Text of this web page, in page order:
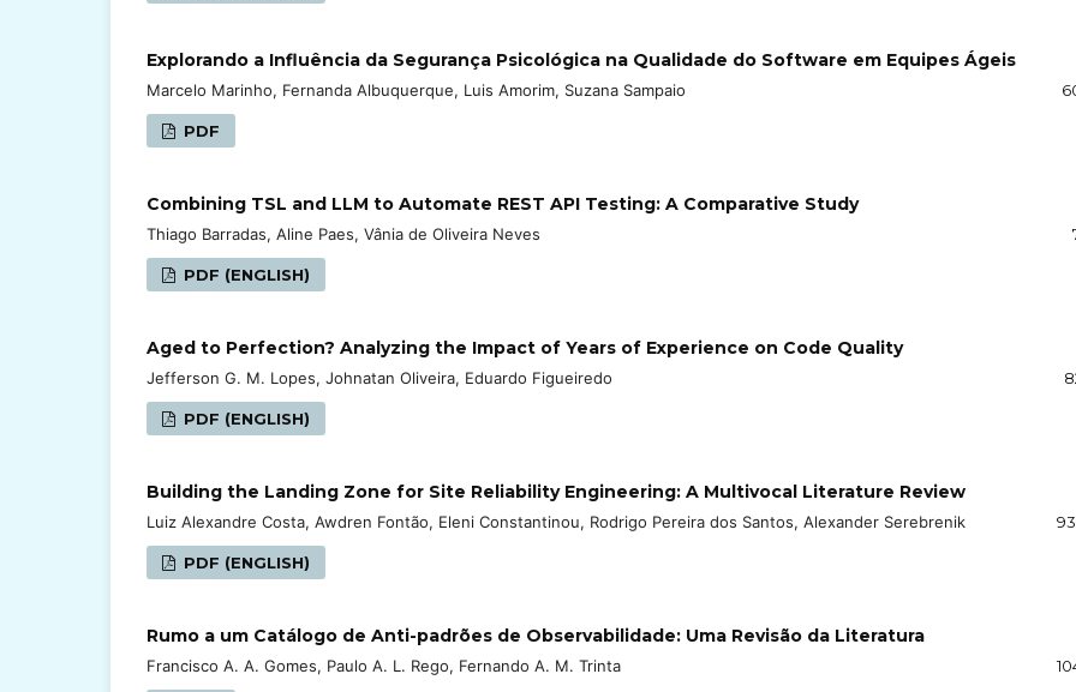
Explorando a Influência da Segurança Psicológica na Qualidade do Software em Equipes Ágeis
Marcelo Marinho, Fernanda Albuquerque, Luis Amorim, Suzana Sampaio
PDF
Combining TSL and LLM to Automate REST API Testing: A Comparative Study
Thiago Barradas, Aline Paes, Vânia de Oliveira Neves
PDF (ENGLISH)
Aged to Perfection? Analyzing the Impact of Years of Experience on Code Quality
Jefferson G. M. Lopes, Johnatan Oliveira, Eduardo Figueiredo
PDF (ENGLISH)
Building the Landing Zone for Site Reliability Engineering: A Multivocal Literature Review
Luiz Alexandre Costa, Awdren Fontão, Eleni Constantinou, Rodrigo Pereira dos Santos, Alexander Serebrenik
PDF (ENGLISH)
Rumo a um Catálogo de Anti-padrões de Observabilidade: Uma Revisão da Literatura
Francisco A. A. Gomes, Paulo A. L. Rego, Fernando A. M. Trinta